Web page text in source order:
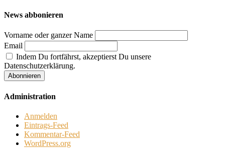
News abbonieren
Vorname oder ganzer Name
Email
Indem Du fortfährst, akzeptierst Du unsere
Datenschutzerklärung.
Administration
Anmelden
Eintrags-Feed
Kommentar-Feed
WordPress.org